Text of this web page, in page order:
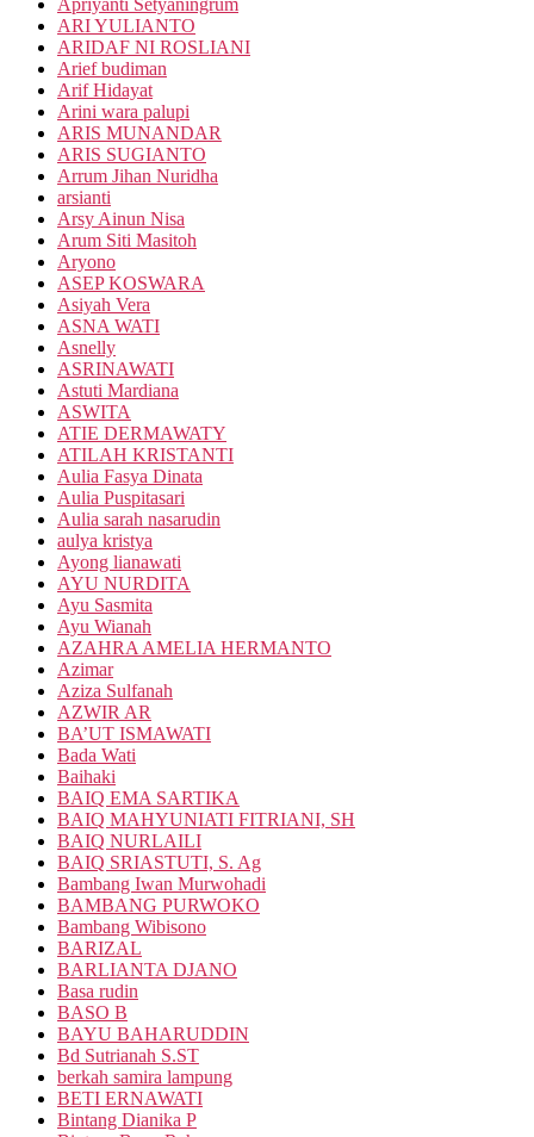
Apriyanti Setyaningrum
ARI YULIANTO
ARIDAF NI ROSLIANI
Arief budiman
Arif Hidayat
Arini wara palupi
ARIS MUNANDAR
ARIS SUGIANTO
Arrum Jihan Nuridha
arsianti
Arsy Ainun Nisa
Arum Siti Masitoh
Aryono
ASEP KOSWARA
Asiyah Vera
ASNA WATI
Asnelly
ASRINAWATI
Astuti Mardiana
ASWITA
ATIE DERMAWATY
ATILAH KRISTANTI
Aulia Fasya Dinata
Aulia Puspitasari
Aulia sarah nasarudin
aulya kristya
Ayong lianawati
AYU NURDITA
Ayu Sasmita
Ayu Wianah
AZAHRA AMELIA HERMANTO
Azimar
Aziza Sulfanah
AZWIR AR
BA’UT ISMAWATI
Bada Wati
Baihaki
BAIQ EMA SARTIKA
BAIQ MAHYUNIATI FITRIANI, SH
BAIQ NURLAILI
BAIQ SRIASTUTI, S. Ag
Bambang Iwan Murwohadi
BAMBANG PURWOKO
Bambang Wibisono
BARIZAL
BARLIANTA DJANO
Basa rudin
BASO B
BAYU BAHARUDDIN
Bd Sutrianah S.ST
berkah samira lampung
BETI ERNAWATI
Bintang Dianika P